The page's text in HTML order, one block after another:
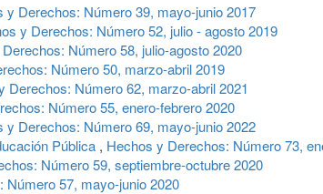
y Derechos: Número 39, mayo-junio 2017
y Derechos: Número 52, julio - agosto 2019
Número 58, julio-agosto 2020
Número 50, marzo-abril 2019
Derechos: Número 62, marzo-abril 2021
Número 55, enero-febrero 2020
y Derechos: Número 69, mayo-junio 2022
Pública , Hechos y Derechos: Número 73,
Número 59, septiembre-octubre 2020
Número 57, mayo-junio 2020